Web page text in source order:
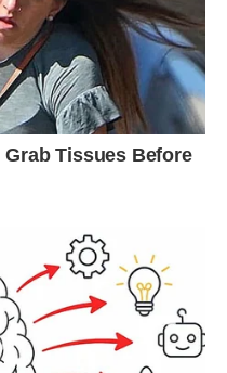
турботу про сестру і
на хліб і
у відчай, батько
відповідальністю,
роки), іншими жінками,
– час сам
травневим
що зараз за
повернеться вже з
дні, поцілувала
сумку і поїхала. Я тут же
ця дитяча віра в Бога)